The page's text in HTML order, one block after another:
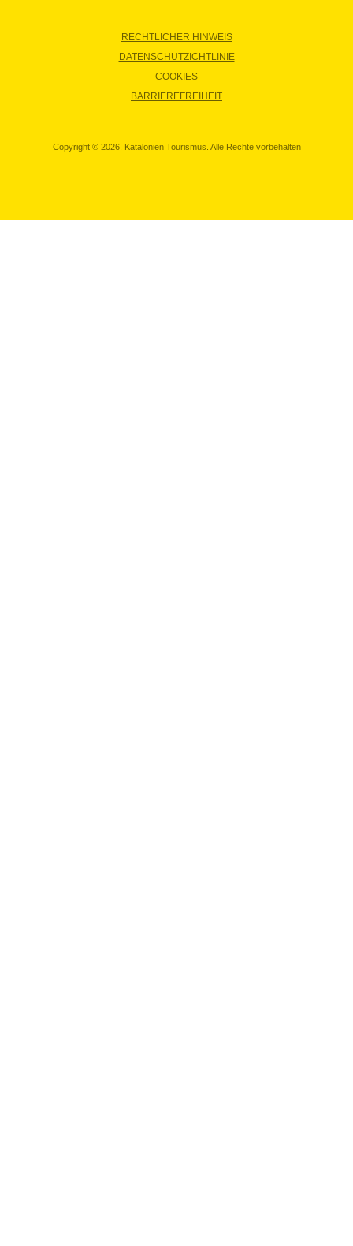
RECHTLICHER HINWEIS
DATENSCHUTZICHTLINIE
COOKIES
BARRIEREFREIHEIT
Copyright © 2026. Katalonien Tourismus. Alle Rechte vorbehalten